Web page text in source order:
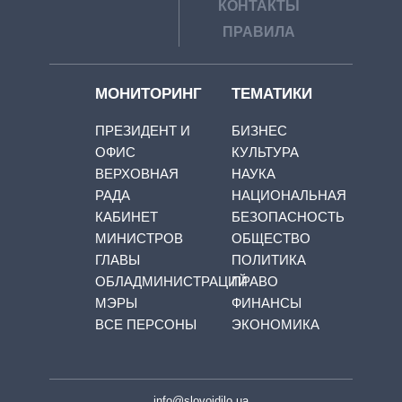
КОНТАКТЫ
ПРАВИЛА
МОНИТОРИНГ
ПРЕЗИДЕНТ И
ОФИС
ВЕРХОВНАЯ
РАДА
КАБИНЕТ
МИНИСТРОВ
ГЛАВЫ
ОБЛАДМИНИСТРАЦИЙ
МЭРЫ
ВСЕ ПЕРСОНЫ
ТЕМАТИКИ
БИЗНЕС
КУЛЬТУРА
НАУКА
НАЦИОНАЛЬНАЯ
БЕЗОПАСНОСТЬ
ОБЩЕСТВО
ПОЛИТИКА
ПРАВО
ФИНАНСЫ
ЭКОНОМИКА